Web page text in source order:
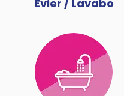
Évier / Lavabo